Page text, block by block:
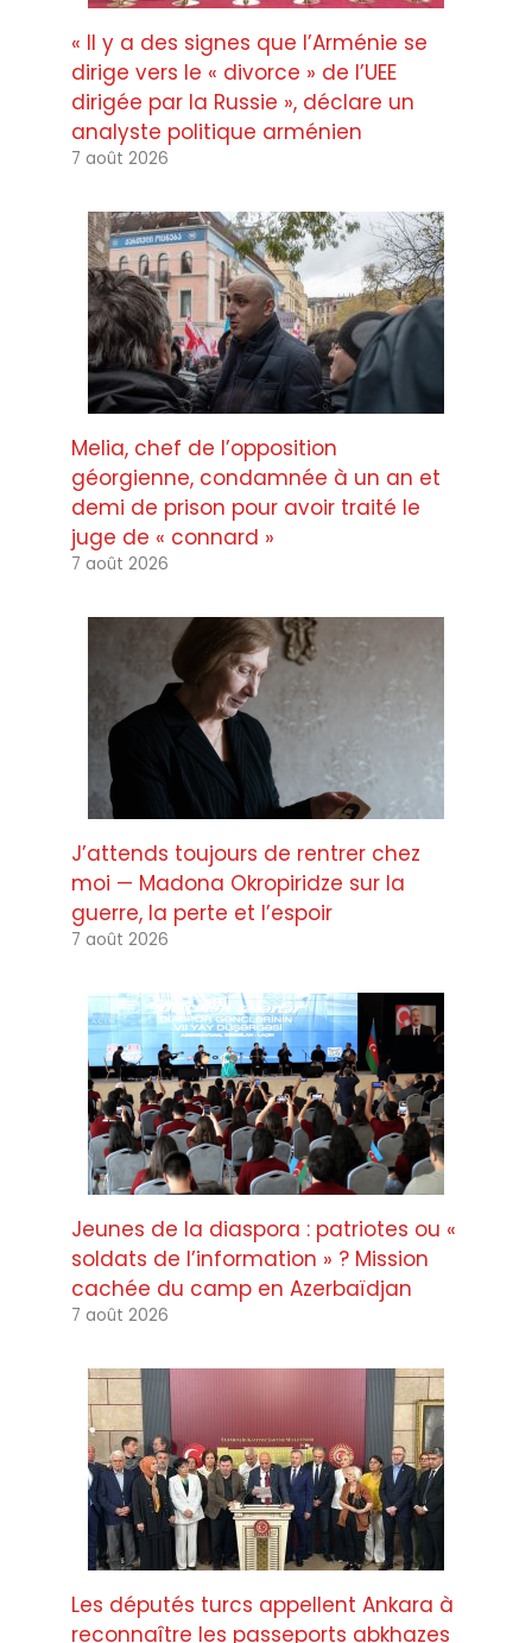
« Il y a des signes que l’Arménie se
dirige vers le « divorce » de l’UEE
dirigée par la Russie », déclare un
analyste politique arménien
7 août 2026
Melia, chef de l’opposition
géorgienne, condamnée à un an et
demi de prison pour avoir traité le
juge de « connard »
7 août 2026
J’attends toujours de rentrer chez
moi — Madona Okropiridze sur la
guerre, la perte et l’espoir
7 août 2026
Jeunes de la diaspora : patriotes ou «
soldats de l’information » ? Mission
cachée du camp en Azerbaïdjan
7 août 2026
Les députés turcs appellent Ankara à
reconnaître les passeports abkhazes